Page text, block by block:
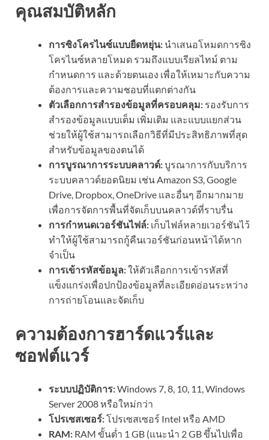
คุณสมบัติหลัก
การซิงโครไนซ์แบบยืดหยุ่น: นำเสนอโหมดการซิง
โครไนซ์หลายโหมด รวมถึงแบบเรียลไทม์ ตาม
กำหนดการ และด้วยตนเอง เพื่อให้เหมาะกับความ
ต้องการและความชอบที่แตกต่างกัน
ตัวเลือกการสำรองข้อมูลที่ครอบคลุม: รองรับการ
สำรองข้อมูลแบบเต็ม เพิ่มเติม และแบบแยกส่วน
ช่วยให้ผู้ใช้สามารถเลือกวิธีที่มีประสิทธิภาพที่สุด
สำหรับข้อมูลของตนได้
การบูรณาการระบบคลาวด์:บูรณาการกับบริการ
ระบบคลาวด์ยอดนิยม เช่น Amazon S3, Google
Drive, Dropbox, OneDrive และอื่นๆ อีกมากมาย
เพื่อการจัดการพื้นที่จัดเก็บบนคลาวด์ที่ราบรื่น
การกำหนดเวอร์ชันไฟล์: เก็บไฟล์หลายเวอร์ชันไว้
ทำให้ผู้ใช้สามารถกู้คืนเวอร์ชันก่อนหน้าได้หาก
จำเป็น
การเข้ารหัสข้อมูล:ให้ตัวเลือกการเข้ารหัสที่
แข็งแกร่งเพื่อปกป้องข้อมูลที่ละเอียดอ่อนระหว่าง
การถ่ายโอนและจัดเก็บ
ความต้องการฮาร์ดแวร์และ
ซอฟต์แวร์
ระบบปฏิบัติการ:Windows 7, 8, 10, 11, Windows
Server 2008 หรือใหม่กว่า
โปรเซสเซอร์:โปรเซสเซอร์ Intel หรือ AMD
RAM: RAM ขั้นต่ำ 1 GB (แนะนำ 2 GB ขึ้นไปเพื่อ